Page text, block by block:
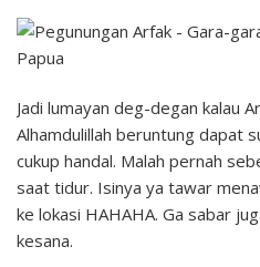
Jadi lumayan deg-degan kalau
Alhamdulillah beruntung dapat
cukup handal. Malah pernah
saat tidur. Isinya ya tawar
ke lokasi HAHAHA. Ga sabar
kesana.